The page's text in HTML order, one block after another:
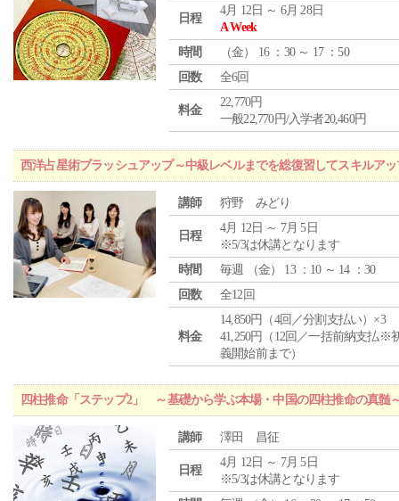
日程
4月 12日 ～ 6月 28日
A Week
時間
（金） 16 ：30 ～ 17 ：50
回数
全6回
料金
22,770円
一般22,770円/入学者20,460円
西洋占星術ブラッシュアップ～中級レベルまでを総復習してスキルア
講師 狩野 みどり
日程
4月 12日 ～ 7月 5日
※5/3は休講となります
時間
毎週 （金） 13 ：10 ～ 14 ：30
回数
全12回
料金
14,850円（4回／分割支払い）×3
41,250円（12回／一括前納支払※
義開始前まで）
四柱推命「ステップ2」 ～基礎から学ぶ本場・中国の四柱推命の真髄
講師 澤田 昌征
日程
4月 12日 ～ 7月 5日
※5/3は休講となります